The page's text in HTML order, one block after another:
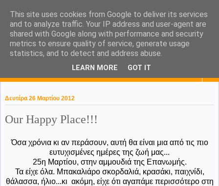
KaPa. Me without you...tea
without a biscuit!
Δευτέρα 26 Μαρτίου 2012
Our Happy Place!!!
Όσα χρόνια κι αν περάσουν, αυτή θα είναι μια από τις πιο
ευτυχισμένες ημέρες της ζωή μας...
25η Μαρτίου, στην αμμουδιά της Επανωμής.
Τα είχε όλα. Μπακαλιάρο σκορδαλιά, κρασάκι, παιχνίδι,
θάλασσα, ήλιο...κι ακόμη, είχε ότι αγαπάμε περισσότερο στη
This site uses cookies from Google to deliver its services
and to analyze traffic. Your IP address and user-agent are
shared with Google along with performance and security
metrics to ensure quality of service, generate usage
statistics, and to detect and address abuse.
LEARN MORE GOT IT